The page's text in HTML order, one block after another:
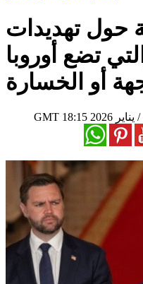
حول تهديدات
تضع أوروبا
أو الخسارة
GMT